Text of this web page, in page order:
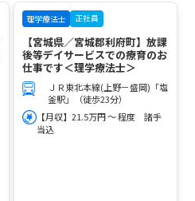
理学療法士 正社員
【宮城県／宮城郡利府町】放課
後等デイサービスでの療育のお
仕事です＜理学療法士＞
ＪＲ東北本線(上野－盛岡)「塩
釜駅」（徒歩23分）
【月収】21.5万円 ～ 程度 諸手
当込